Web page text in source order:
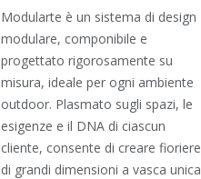
Modularte è un sistema di design
modulare, componibile e
progettato rigorosamente su
misura, ideale per ogni ambiente
outdoor. Plasmato sugli spazi, le
esigenze e il DNA di ciascun
cliente, consente di creare fioriere
di grandi dimensioni a vasca